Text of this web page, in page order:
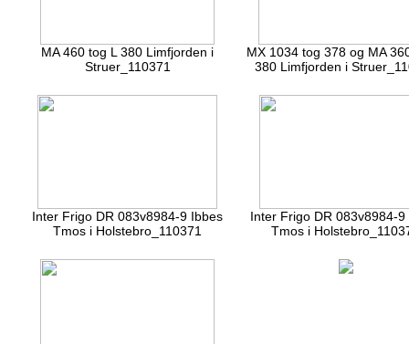
MA 460 tog L 380 Limfjorden i
Struer_110371
MX 1034 tog 378 og MA
380 Limfjorden i
Inter Frigo DR 083v8984-9 Ibbes
Tmos i Holstebro_110371
Inter Frigo DR 083v8984-9
Tmos i